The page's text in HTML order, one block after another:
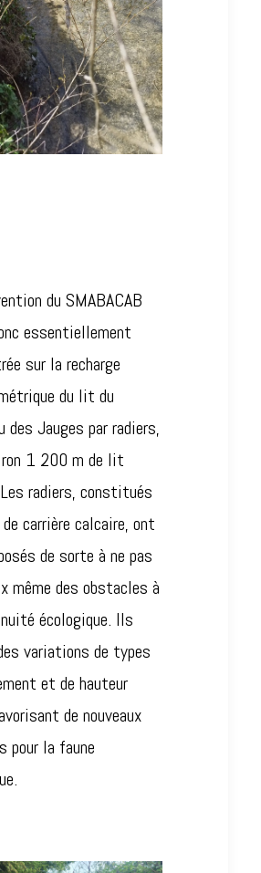
du SMABACAB
essentiellement
sur la recharge
du lit du
des Jauges par radiers,
1 200 m de lit
radiers, constitués
carrière calcaire, ont
de sorte à ne pas
même des obstacles à
écologique. Ils
variations de types
et de hauteur
de nouveaux
pour la faune